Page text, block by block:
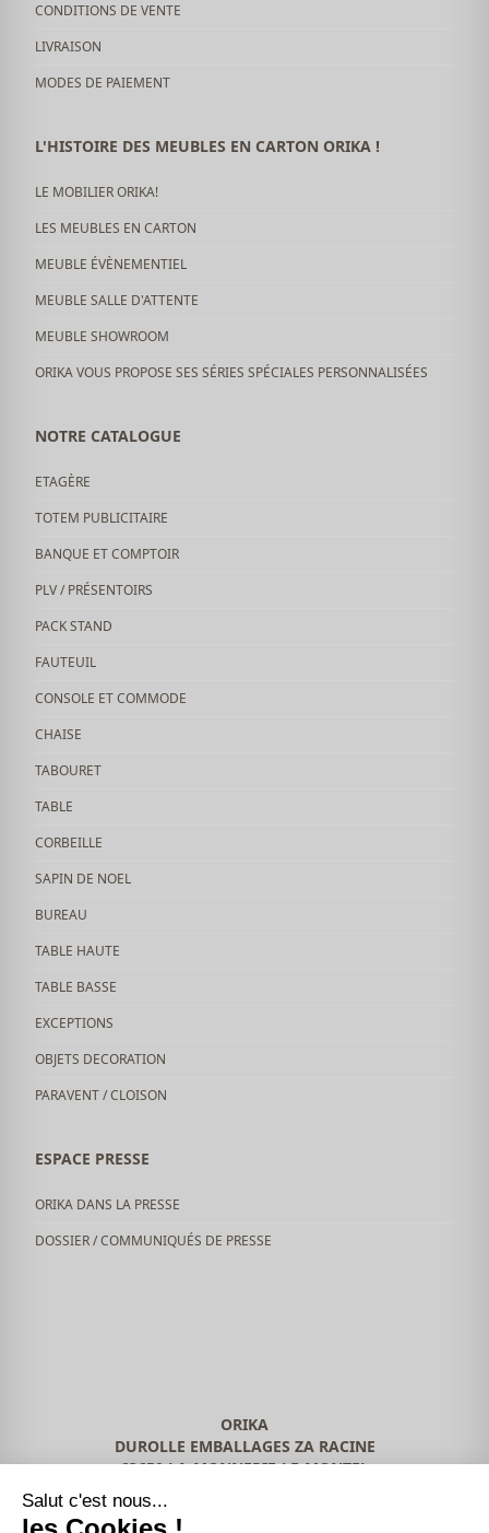
CONDITIONS DE VENTE
LIVRAISON
MODES DE PAIEMENT
L'HISTOIRE DES MEUBLES EN CARTON ORIKA !
LE MOBILIER ORIKA!
LES MEUBLES EN CARTON
MEUBLE ÉVÈNEMENTIEL
MEUBLE SALLE D'ATTENTE
MEUBLE SHOWROOM
ORIKA VOUS PROPOSE SES SÉRIES SPÉCIALES PERSONNALISÉES
NOTRE CATALOGUE
ETAGÈRE
TOTEM PUBLICITAIRE
BANQUE ET COMPTOIR
PLV / PRÉSENTOIRS
PACK STAND
FAUTEUIL
CONSOLE ET COMMODE
CHAISE
TABOURET
TABLE
CORBEILLE
SAPIN DE NOEL
BUREAU
TABLE HAUTE
TABLE BASSE
EXCEPTIONS
OBJETS DECORATION
PARAVENT / CLOISON
ESPACE PRESSE
ORIKA DANS LA PRESSE
DOSSIER / COMMUNIQUÉS DE PRESSE
ORIKA
DUROLLE EMBALLAGES ZA RACINE
63650 LA-MONNERIE-LE-MONTEL
Salut c'est nous...